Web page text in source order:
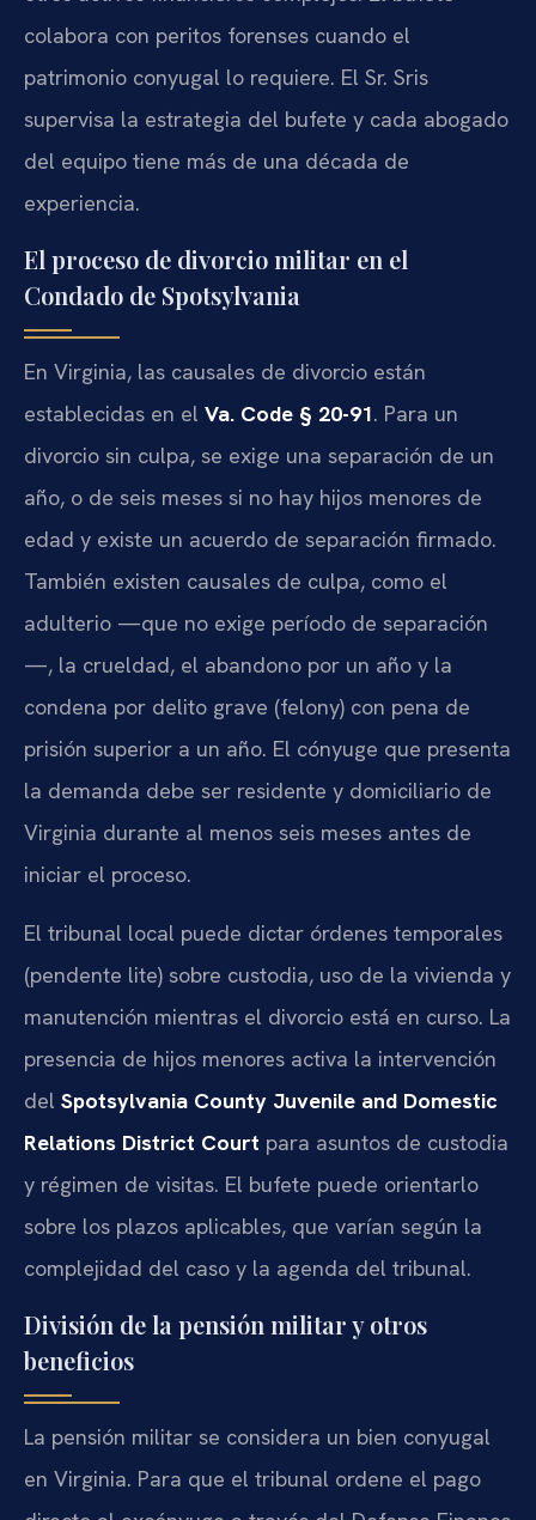
colabora con peritos forenses cuando el
patrimonio conyugal lo requiere. El Sr. Sris
supervisa la estrategia del bufete y cada abogado
del equipo tiene más de una década de
experiencia.
El proceso de divorcio militar en el
Condado de Spotsylvania
En Virginia, las causales de divorcio están
establecidas en el Va. Code § 20-91. Para un
divorcio sin culpa, se exige una separación de un
año, o de seis meses si no hay hijos menores de
edad y existe un acuerdo de separación firmado.
También existen causales de culpa, como el
adulterio —que no exige período de separación
—, la crueldad, el abandono por un año y la
condena por delito grave (felony) con pena de
prisión superior a un año. El cónyuge que presenta
la demanda debe ser residente y domiciliario de
Virginia durante al menos seis meses antes de
iniciar el proceso.
El tribunal local puede dictar órdenes temporales
(pendente lite) sobre custodia, uso de la vivienda y
manutención mientras el divorcio está en curso. La
presencia de hijos menores activa la intervención
del Spotsylvania County Juvenile and Domestic
Relations District Court para asuntos de custodia
y régimen de visitas. El bufete puede orientarlo
sobre los plazos aplicables, que varían según la
complejidad del caso y la agenda del tribunal.
División de la pensión militar y otros
beneficios
La pensión militar se considera un bien conyugal
en Virginia. Para que el tribunal ordene el pago